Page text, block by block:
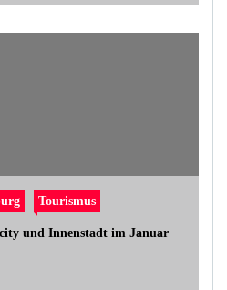
Tourismus
und Innenstadt im Januar